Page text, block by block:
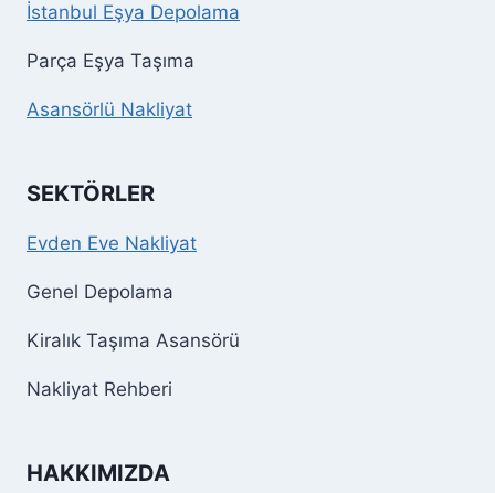
İstanbul Eşya Depolama
Parça Eşya Taşıma
Asansörlü Nakliyat
SEKTÖRLER
Evden Eve Nakliyat
Genel Depolama
Kiralık Taşıma Asansörü
Nakliyat Rehberi
HAKKIMIZDA